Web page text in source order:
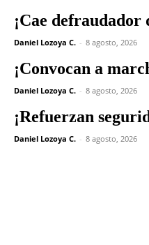
¡Cae defraudador
Daniel Lozoya C. - 8 agosto, 2026
¡Convocan a
Daniel Lozoya C. - 8 agosto, 2026
¡Refuerzan
Daniel Lozoya C. - 8 agosto, 2026